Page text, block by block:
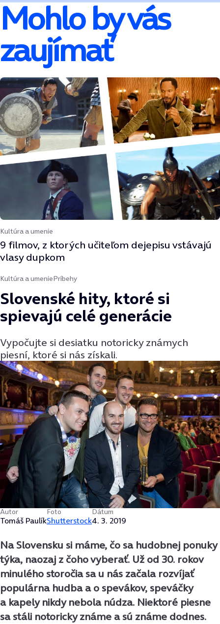
Mohlo by vás
zaujímať
Kultúra a umenie
9 filmov, z ktorých učiteľom dejepisu vstávajú
vlasy dupkom
Kultúra a umeniePríbehy
Slovenské hity, ktoré si
spievajú celé generácie
Vypočujte si desiatku notoricky známych
piesní, ktoré si nás získali.
Autor
Tomáš Paulík
Foto
Shutterstock
Dátum
4. 3. 2019
Na Slovensku si máme, čo sa hudobnej ponuky
týka, naozaj z čoho vyberať. Už od 30. rokov
minulého storočia sa u nás začala rozvíjať
populárna hudba a o spevákov, speváčky
a kapely nikdy nebola núdza. Niektoré piesne
sa stáli notoricky známe a sú známe dodnes.